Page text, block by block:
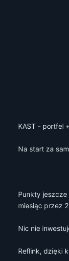
KAST - portfel
Na start za
Punkty
miesiąc przez
Nic nie
Reflink, dzięki